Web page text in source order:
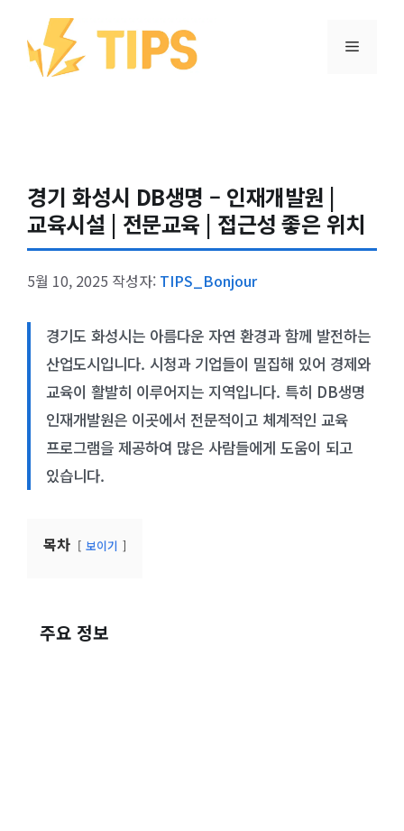
건너뛰기
메뉴
경기 화성시 DB생명 – 인재개발원 |
교육시설 | 전문교육 | 접근성 좋은 위치
5월 10, 2025 작성자: TIPS_Bonjour
경기도 화성시는 아름다운 자연 환경과 함께 발전하는
산업도시입니다. 시청과 기업들이 밀집해 있어 경제와
교육이 활발히 이루어지는 지역입니다. 특히 DB생명
인재개발원은 이곳에서 전문적이고 체계적인 교육
프로그램을 제공하여 많은 사람들에게 도움이 되고
있습니다.
목차 보이기
주요 정보